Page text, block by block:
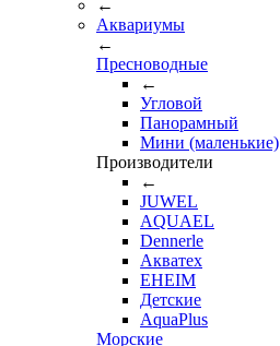
←
Аквариумы
←
Пресноводные
←
Угловой
Панорамный
Мини (маленькие)
Производители
←
JUWEL
AQUAEL
Dennerle
Акватех
EHEIM
Детские
AquaPlus
Морские